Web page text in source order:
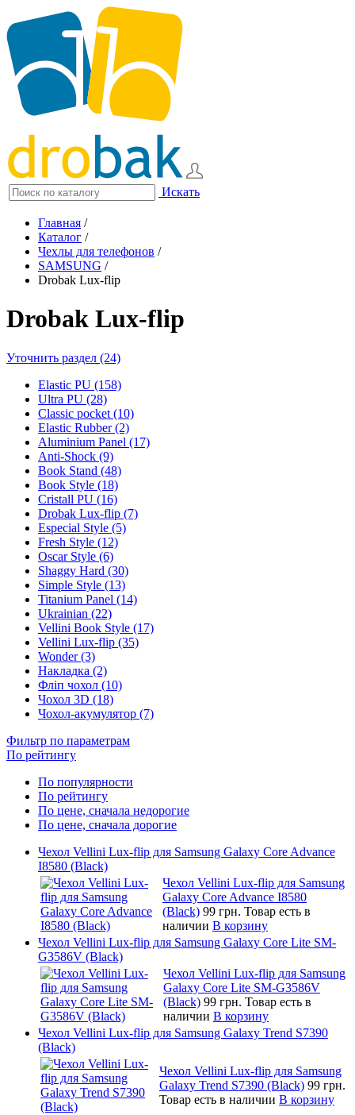
Искать
Главная /
Каталог /
Чехлы для телефонов /
SAMSUNG /
Drobak Lux-flip
Drobak Lux-flip
Уточнить раздел (24)
Elastic PU (158)
Ultra PU (28)
Classic pocket (10)
Elastic Rubber (2)
Aluminium Panel (17)
Anti-Shock (9)
Book Stand (48)
Book Style (18)
Cristall PU (16)
Drobak Lux-flip (7)
Especial Style (5)
Fresh Style (12)
Oscar Style (6)
Shaggy Hard (30)
Simple Style (13)
Titanium Panel (14)
Ukrainian (22)
Vellini Book Style (17)
Vellini Lux-flip (35)
Wonder (3)
Накладка (2)
Фліп чохол (10)
Чохол 3D (18)
Чохол-акумулятор (7)
Фильтр по параметрам
По рейтингу
По популярности
По рейтингу
По цене, сначала недорогие
По цене, сначала дорогие
Чехол Vellini Lux-flip для Samsung Galaxy Core Advance
I8580 (Black)
Чехол Vellini Lux-flip для Samsung
Galaxy Core Advance I8580
(Black) 99 грн. Товар есть в
наличии В корзину
Чехол Vellini Lux-flip для Samsung Galaxy Core Lite SM-
G3586V (Black)
Чехол Vellini Lux-flip для Samsung
Galaxy Core Lite SM-G3586V
(Black) 99 грн. Товар есть в
наличии В корзину
Чехол Vellini Lux-flip для Samsung Galaxy Trend S7390
(Black)
Чехол Vellini Lux-flip для Samsung
Galaxy Trend S7390 (Black) 99 грн.
Товар есть в наличии В корзину